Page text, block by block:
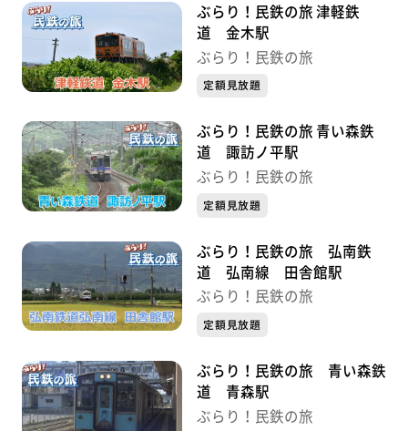
ぶらり！民鉄の旅 津軽鉄
道 金木駅
ぶらり！民鉄の旅
定額見放題
ぶらり！民鉄の旅 青い森鉄
道 諏訪ノ平駅
ぶらり！民鉄の旅
定額見放題
ぶらり！民鉄の旅 弘南鉄
道 弘南線 田舎館駅
ぶらり！民鉄の旅
定額見放題
ぶらり！民鉄の旅 青い森鉄
道 青森駅
ぶらり！民鉄の旅